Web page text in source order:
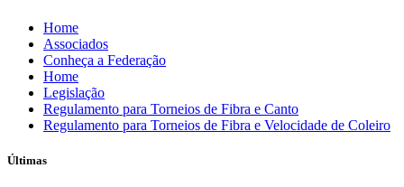
Skip
content
Home
Associados
Conheça a Federação
Home
Legislação
Regulamento para Torneios de Fibra e Canto
Regulamento para Torneios de Fibra e Velocidade de Coleiro
Últimas